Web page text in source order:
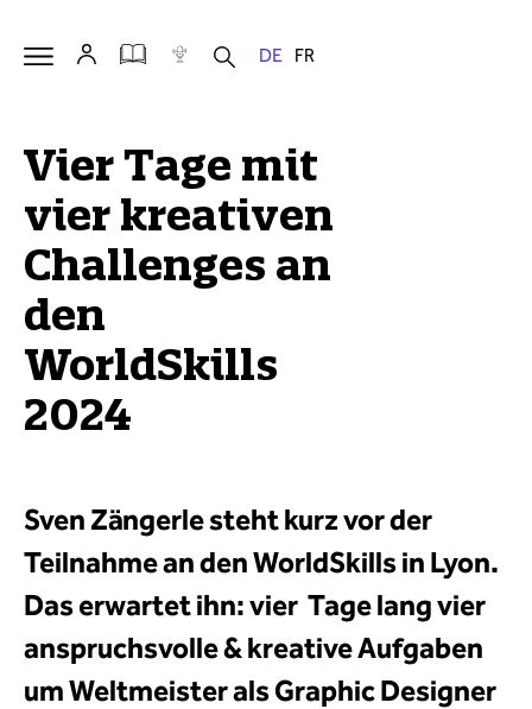
Vier Tage mit
vier kreativen
Challenges an
den
WorldSkills
2024
Sven Zängerle steht kurz vor der
Teilnahme an den WorldSkills in Lyon.
Das erwartet ihn:vier Tage langvier
anspruchsvolle & kreative Aufgaben
um Weltmeister als Graphic Designer